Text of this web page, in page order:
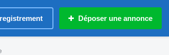
Déposer une annonce